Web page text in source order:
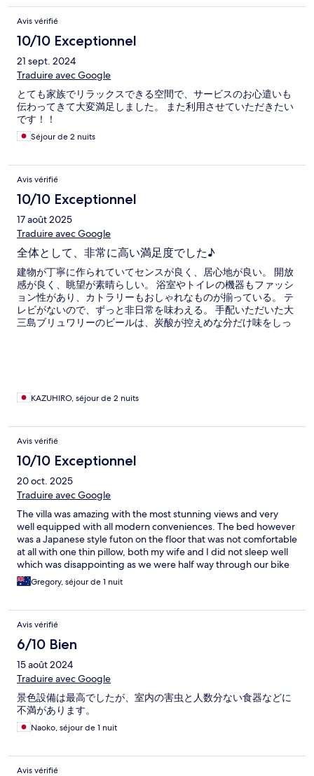
Avis vérifié
10/10 Exceptionnel
21 sept. 2024
Traduire avec Google
とても家族でリラックスできる空間で、サービスのお心遣いも
伝わってきて大変満足しました。 また利用させていただきたい
です！！
Séjour de 2 nuits
Avis vérifié
10/10 Exceptionnel
17 août 2025
Traduire avec Google
全体として、非常に高い満足度でした♪
建物が丁寧に作られていてセンスが良く、居心地が良い。 開放
感が良く、眺望が素晴らしい。 浴室やトイレの機器もファッシ
ョン性があり、カトラリーもおしゃれなものが揃っている。 テ
レビがないので、ずっと非日常を味わえる。 手配いただいた大
三島ブリュワリーのビールは、炭酸が控えめな分だけ味をしっ
KAZUHIRO, séjour de 2 nuits
Avis vérifié
10/10 Exceptionnel
20 oct. 2025
Traduire avec Google
The villa was amazing with the most stunning views and very
well equipped with all modern conveniences. The bed however
was a Japanese style futon on the floor that was not comfortable
at all with one thin pillow, both my wife and I did not sleep well
which was disappointing as we were half way through our bike
ride and needed a good sleep. Otherwise the villa was quite
unique and well appointed and decorated.
Gregory, séjour de 1 nuit
Avis vérifié
6/10 Bien
15 août 2024
Traduire avec Google
景色設備は最高でしたが、室内の害虫と人数分ない食器などに
不満があります。
Naoko, séjour de 1 nuit
Avis vérifié